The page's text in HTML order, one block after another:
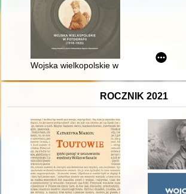
Wojska wielkopolskie w fotografii (1918-
ROCZNIK 2021